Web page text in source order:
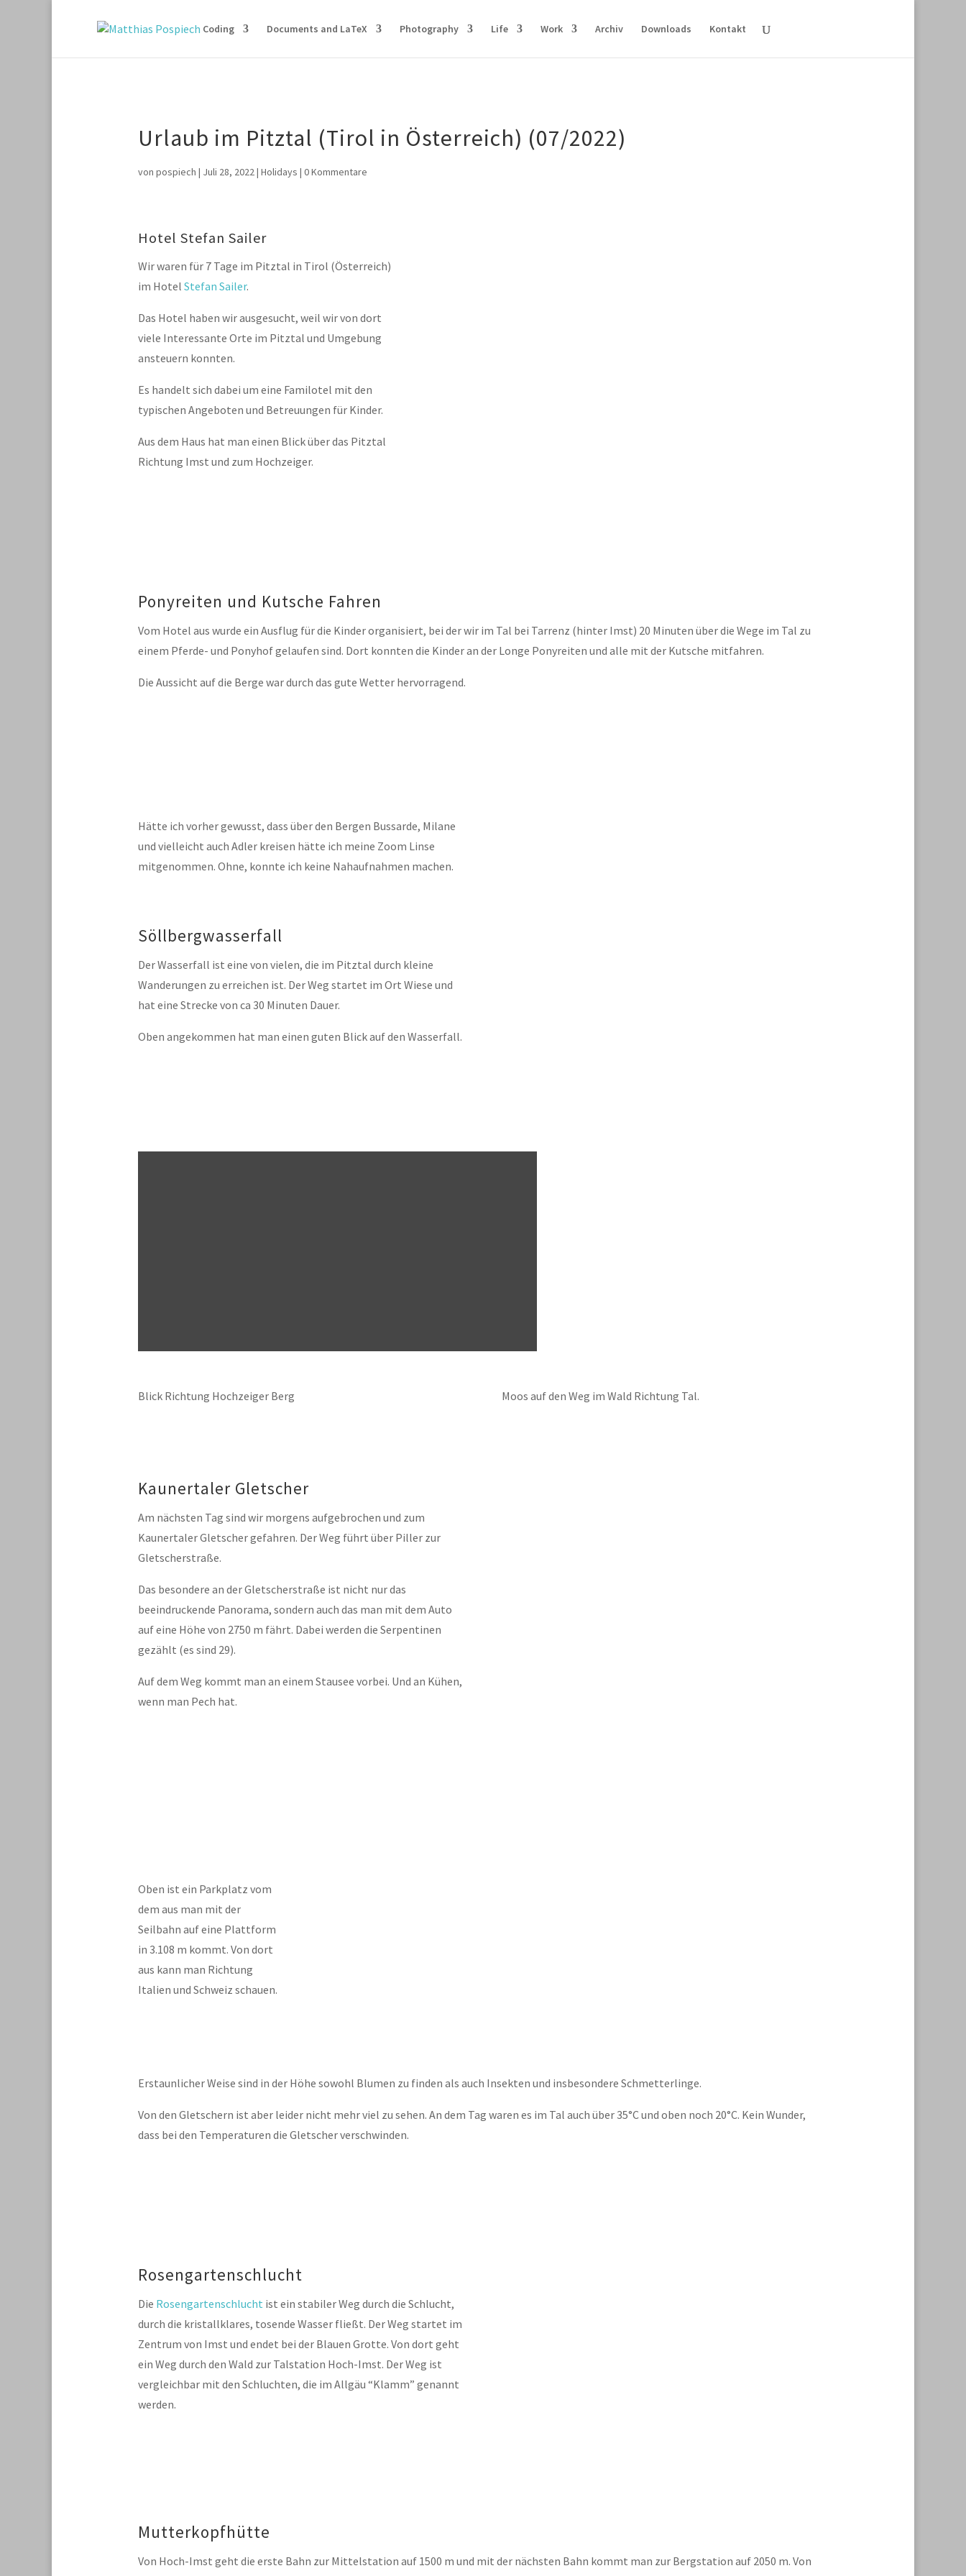
Coding Documents and LaTeX Photography Life Work Archiv Downloads Kontakt
Urlaub im Pitztal (Tirol in Österreich) (07/2022)
von pospiech | Juli 28, 2022| Holidays | 0 Kommentare
Hotel Stefan Sailer
Wir waren für 7 Tage im Pitztal in Tirol (Österreich)
im Hotel Stefan Sailer.
Das Hotel haben wir ausgesucht, weil wir von dort
viele Interessante Orte im Pitztal und Umgebung
ansteuern konnten.
Es handelt sich dabei um eine Familotel mit den
typischen Angeboten und Betreuungen für Kinder.
Aus dem Haus hat man einen Blick über das Pitztal
Richtung Imst und zum Hochzeiger.
Ponyreiten und Kutsche Fahren
Vom Hotel aus wurde ein Ausflug für die Kinder organisiert, bei der wir im Tal bei Tarrenz (hinter Imst) 20 Minuten über die Wege im Tal zu
einem Pferde- und Ponyhof gelaufen sind. Dort konnten die Kinder an der Longe Ponyreiten und alle mit der Kutsche mitfahren.
Die Aussicht auf die Berge war durch das gute Wetter hervorragend.
Hätte ich vorher gewusst, dass über den Bergen Bussarde, Milane
und vielleicht auch Adler kreisen hätte ich meine Zoom Linse
mitgenommen. Ohne, konnte ich keine Nahaufnahmen machen.
Söllbergwasserfall
Der Wasserfall ist eine von vielen, die im Pitztal durch kleine
Wanderungen zu erreichen ist. Der Weg startet im Ort Wiese und
hat eine Strecke von ca 30 Minuten Dauer.
Oben angekommen hat man einen guten Blick auf den Wasserfall.
Blick Richtung Hochzeiger Berg Moos auf den Weg im Wald Richtung Tal.
Kaunertaler Gletscher
Am nächsten Tag sind wir morgens aufgebrochen und zum
Kaunertaler Gletscher gefahren. Der Weg führt über Piller zur
Gletscherstraße.
Das besondere an der Gletscherstraße ist nicht nur das
beeindruckende Panorama, sondern auch das man mit dem Auto
auf eine Höhe von 2750 m fährt. Dabei werden die Serpentinen
gezählt (es sind 29).
Auf dem Weg kommt man an einem Stausee vorbei. Und an Kühen,
wenn man Pech hat.
Oben ist ein Parkplatz vom
dem aus man mit der
Seilbahn auf eine Plattform
in 3.108 m kommt. Von dort
aus kann man Richtung
Italien und Schweiz schauen.
Erstaunlicher Weise sind in der Höhe sowohl Blumen zu finden als auch Insekten und insbesondere Schmetterlinge.
Von den Gletschern ist aber leider nicht mehr viel zu sehen. An dem Tag waren es im Tal auch über 35°C und oben noch 20°C. Kein Wunder,
dass bei den Temperaturen die Gletscher verschwinden.
Rosengartenschlucht
Die Rosengartenschlucht ist ein stabiler Weg durch die Schlucht,
durch die kristallklares, tosende Wasser fließt. Der Weg startet im
Zentrum von Imst und endet bei der Blauen Grotte. Von dort geht
ein Weg durch den Wald zur Talstation Hoch-Imst. Der Weg ist
vergleichbar mit den Schluchten, die im Allgäu “Klamm” genannt
werden.
Mutterkopfhütte
Von Hoch-Imst geht die erste Bahn zur Mittelstation auf 1500 m und mit der nächsten Bahn kommt man zur Bergstation auf 2050 m. Von